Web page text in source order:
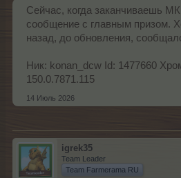
Сейчас, когда заканчиваешь
сообщение с главным призом.
назад, до обновления,
Ник: konan_dcw Id: 1477660
150.0.7871.115
14 Июль 2026
igrek35
Team Leader
Team Farmerama RU